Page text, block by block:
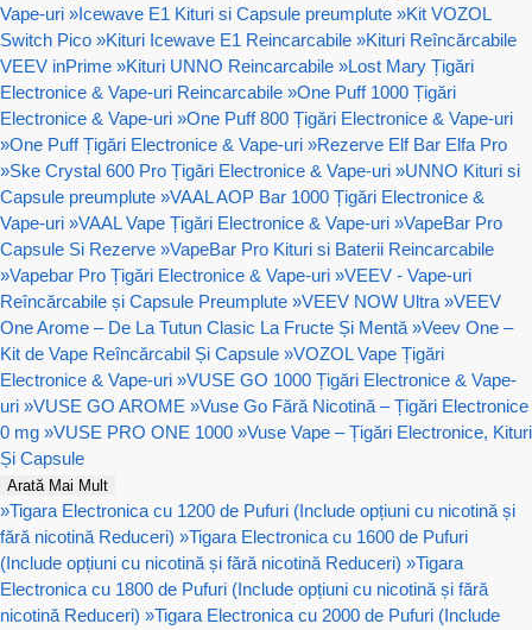
Vape-uri »Icewave E1 Kituri si Capsule preumplute »Kit VOZOL
Switch Pico »Kituri Icewave E1 Reincarcabile »Kituri Reîncărcabile
VEEV inPrime »Kituri UNNO Reincarcabile »Lost Mary Țigări
Electronice & Vape-uri Reincarcabile »One Puff 1000 Țigări
Electronice & Vape-uri »One Puff 800 Țigări Electronice & Vape-uri
»One Puff Țigări Electronice & Vape-uri »Rezerve Elf Bar Elfa Pro
»Ske Crystal 600 Pro Țigări Electronice & Vape-uri »UNNO Kituri si
Capsule preumplute »VAAL AOP Bar 1000 Țigări Electronice &
Vape-uri »VAAL Vape Țigări Electronice & Vape-uri »VapeBar Pro
Capsule Si Rezerve »VapeBar Pro Kituri si Baterii Reincarcabile
»Vapebar Pro Țigări Electronice & Vape-uri »VEEV - Vape-uri
Reîncărcabile și Capsule Preumplute »VEEV NOW Ultra »VEEV
One Arome – De La Tutun Clasic La Fructe Și Mentă »Veev One –
Kit de Vape Reîncărcabil Și Capsule »VOZOL Vape Țigări
Electronice & Vape-uri »VUSE GO 1000 Țigări Electronice & Vape-
uri »VUSE GO AROME »Vuse Go Fără Nicotină – Țigări Electronice
0 mg »VUSE PRO ONE 1000 »Vuse Vape – Țigări Electronice, Kituri
Și Capsule
Arată Mai Mult
»Tigara Electronica cu 1200 de Pufuri (Include opțiuni cu nicotină și
fără nicotină Reduceri) »Tigara Electronica cu 1600 de Pufuri
(Include opțiuni cu nicotină și fără nicotină Reduceri) »Tigara
Electronica cu 1800 de Pufuri (Include opțiuni cu nicotină și fără
nicotină Reduceri) »Tigara Electronica cu 2000 de Pufuri (Include